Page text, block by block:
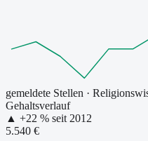
gemeldete Stellen ·
Gehaltsverlauf
▲ +22 % seit 2012
5.540 €